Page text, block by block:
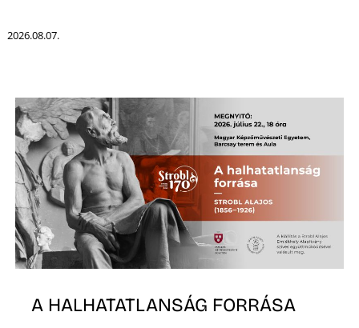
2026.08.07.
A HALHATATLANSÁG FORRÁSA